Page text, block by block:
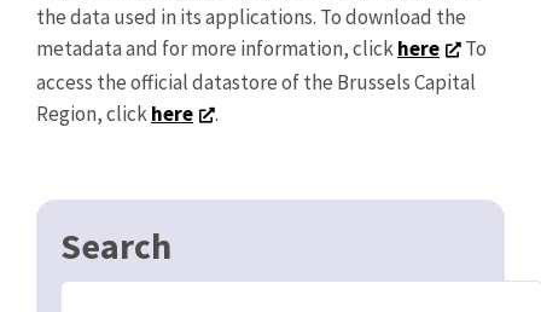
the data used in its applications. To download the
metadata and for more information, clickhere
To
access the official datastore of the Brussels Capital
Region, clickhere .
Search